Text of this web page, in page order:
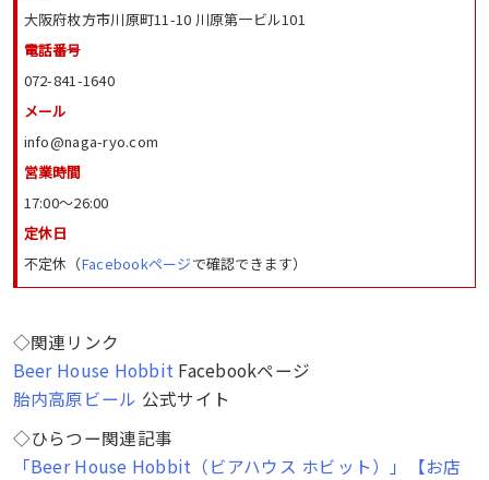
大阪府枚方市川原町11-10 川原第一ビル101
電話番号
072-841-1640
メール
info@naga-ryo.com
営業時間
17:00〜26:00
定休日
不定休（Facebookページで確認できます）
◇関連リンク
Beer House Hobbit Facebookページ
胎内高原ビール 公式サイト
◇ひらつー関連記事
「Beer House Hobbit（ビアハウス ホビット）」【お店